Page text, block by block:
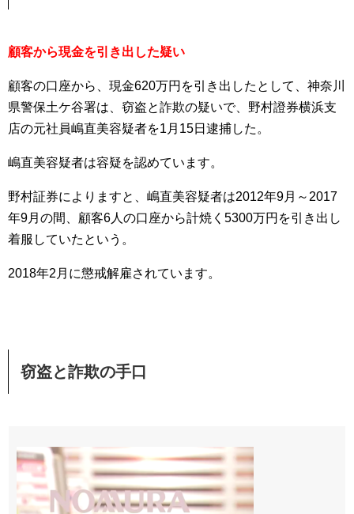
顧客から現金を引き出した疑い
顧客の口座から、現金620万円を引き出したとして、神奈川
県警保土ケ谷署は、窃盗と詐欺の疑いで、野村證券横浜支
店の元社員嶋直美容疑者を1月15日逮捕した。
嶋直美容疑者は容疑を認めています。
野村証券によりますと、嶋直美容疑者は2012年9月～2017
年9月の間、顧客6人の口座から計焼く5300万円を引き出し
着服していたという。
2018年2月に懲戒解雇されています。
窃盗と詐欺の手口